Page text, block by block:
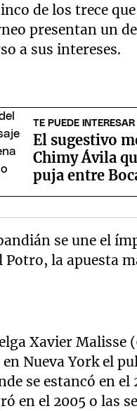
de los trece
presentan un
a sus intereses.
TE PUEDE INTERESAR
El sugestivo
Chimy Ávila
puja entre
se une el
la apuesta
Xavier
Nueva York el
se estancó en
en el 2005 o las